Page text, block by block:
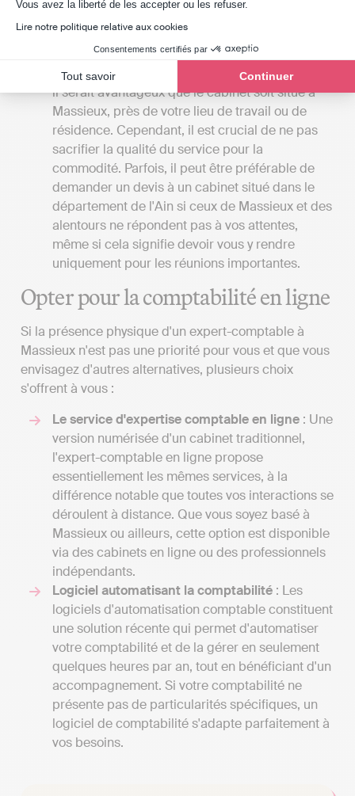
Vous avez la liberté de les accepter ou les refuser.
Lire notre politique relative aux cookies
Consentements certifiés par
Tout savoir Continuer
la place de son client.
La proximité du cabinet: Si vous préférez
rencontrer votre expert-comptable en personne,
il serait avantageux que le cabinet soit situé à
Massieux, près de votre lieu de travail ou de
résidence. Cependant, il est crucial de ne pas
sacrifier la qualité du service pour la
commodité. Parfois, il peut être préférable de
demander un devis à un cabinet situé dans le
département de l'Ain si ceux de Massieux et des
alentours ne répondent pas à vos attentes,
même si cela signifie devoir vous y rendre
uniquement pour les réunions importantes.
Opter pour la comptabilité en ligne
Si la présence physique d'un expert-comptable à
Massieux n'est pas une priorité pour vous et que vous
envisagez d'autres alternatives, plusieurs choix
s'offrent à vous :
Le service d'expertise comptable en ligne : Une
version numérisée d'un cabinet traditionnel,
l'expert-comptable en ligne propose
essentiellement les mêmes services, à la
différence notable que toutes vos interactions se
déroulent à distance. Que vous soyez basé à
Massieux ou ailleurs, cette option est disponible
via des cabinets en ligne ou des professionnels
indépendants.
Logiciel automatisant la comptabilité : Les
logiciels d'automatisation comptable constituent
une solution récente qui permet d'automatiser
votre comptabilité et de la gérer en seulement
quelques heures par an, tout en bénéficiant d'un
accompagnement. Si votre comptabilité ne
présente pas de particularités spécifiques, un
logiciel de comptabilité s'adapte parfaitement à
vos besoins.